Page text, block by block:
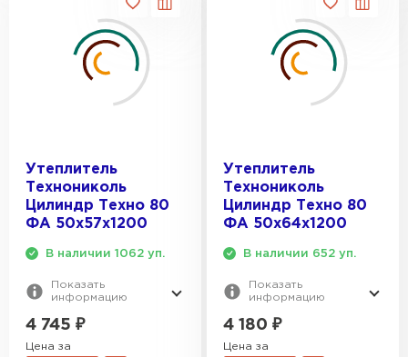
Утеплитель
Технониколь
Цилиндр Техно 80
ФА 50х57х1200
В наличии 1062 уп.
Показать
информацию
4 745 ₽
Цена за
Утеплитель
Технониколь
Цилиндр Техно 80
ФА 50х64х1200
В наличии 652 уп.
Показать
информацию
4 180 ₽
Цена за